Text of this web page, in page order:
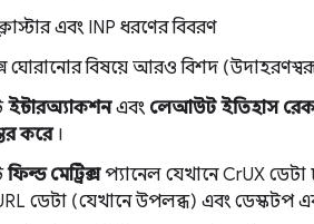
এবং INP ধরণের বিবরণ
ঘোরানোর বিষয়ে আরও বিশদ
ইন্টারঅ্যাকশনএবং লেআউট ইতিহাস
করে।
ফিল্ড মেট্রিক্সপ্যানেল যেখানে CrUX
ডেটা (যেখানে উপলব্ধ) এবং ডেস্কটপ